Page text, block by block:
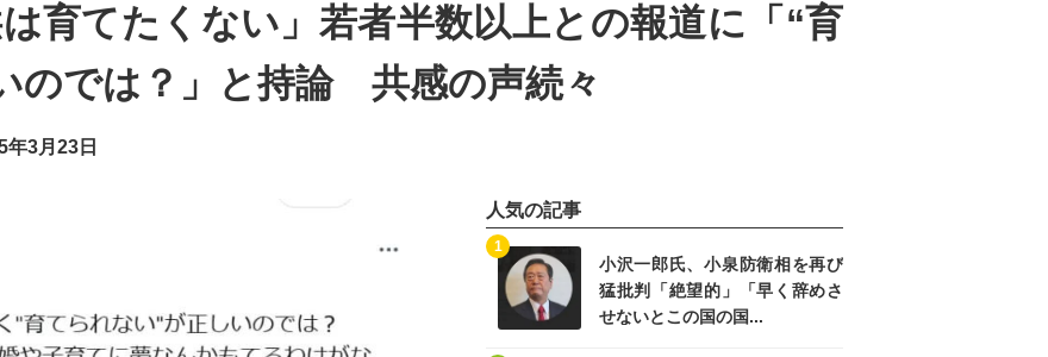
育てたくない」若者半数以上との報道に「“育
のでは？」と持論 共感の声続々
年3月23日
人気の記事
小沢一郎氏、小泉防衛相を再び
猛批判「絶望的」「早く辞めさ
せないとこの国の国...
1
記事を読む